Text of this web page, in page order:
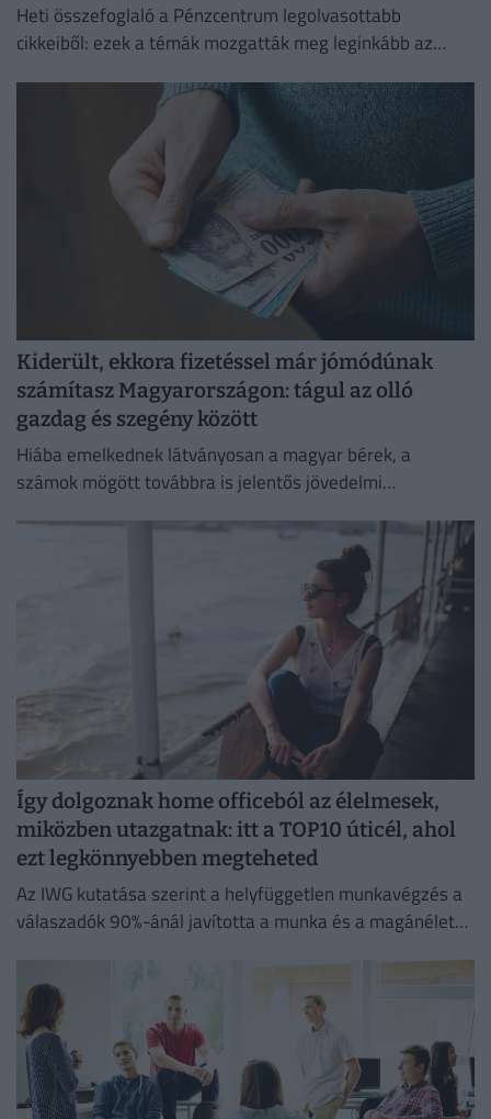
Heti összefoglaló a Pénzcentrum legolvasottabb
cikkeiből: ezek a témák mozgatták meg leginkább az
Kiderült, ekkora fizetéssel már jómódúnak
számítasz Magyarországon: tágul az olló
gazdag és szegény között
Hiába emelkednek látványosan a magyar bérek, a
számok mögött továbbra is jelentős jövedelmi
Így dolgoznak home officeból az élelmesek,
miközben utazgatnak: itt a TOP10 úticél, ahol
ezt legkönnyebben megteheted
Az IWG kutatása szerint a helyfüggetlen munkavégzés a
válaszadók 90%-ánál javította a munka és a magánélet